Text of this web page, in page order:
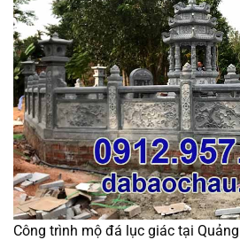
Công trình mộ đá lục giác tại